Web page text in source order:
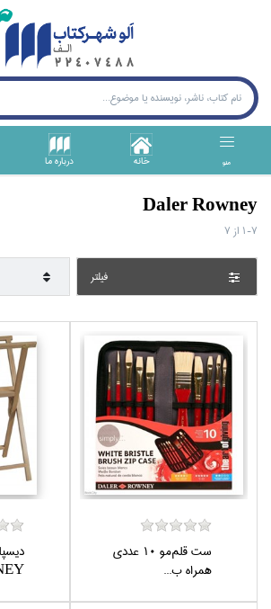
منو خانه درباره ما
Daler Rowney
1-7 از7
فيلتر
ست قلم‌مو 10 عددي
همراه ب...